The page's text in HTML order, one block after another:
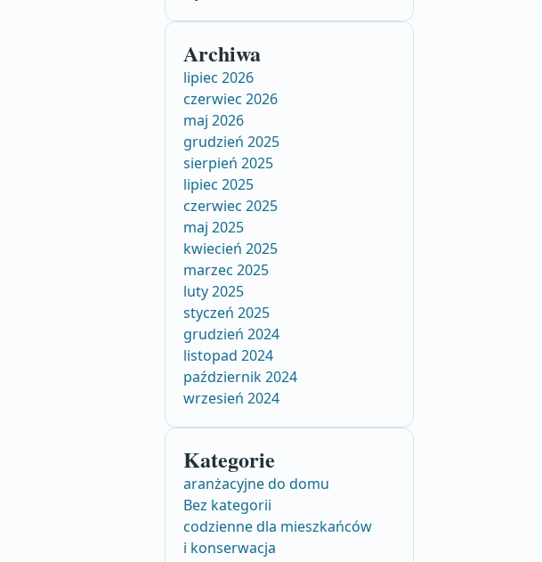
Archiwa
lipiec 2026
czerwiec 2026
maj 2026
grudzień 2025
sierpień 2025
lipiec 2025
czerwiec 2025
maj 2025
kwiecień 2025
marzec 2025
luty 2025
styczeń 2025
grudzień 2024
listopad 2024
październik 2024
wrzesień 2024
Kategorie
aranżacyjne do domu
Bez kategorii
codzienne dla mieszkańców
i konserwacja